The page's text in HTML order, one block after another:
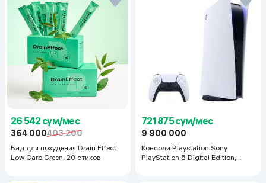
26 542 сум/мес
364 000403 200
Бад для похудения Drain Effect
Low Carb Green, 20 стиков
721 875 сум/мес
9 900 000
Консоли Playstation Sony
PlayStation 5 Digital Edition,